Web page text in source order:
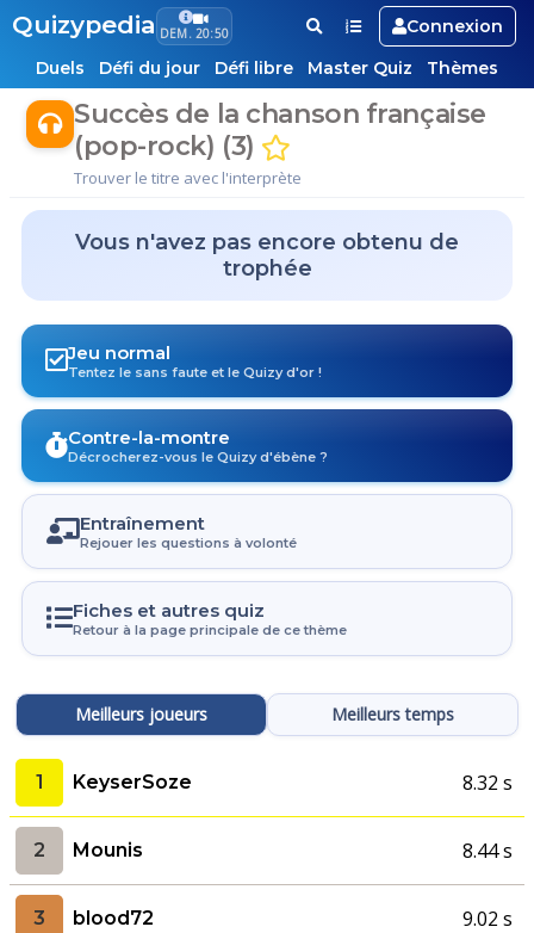
Quizypedia DEM. 20:50
Connexion
Duels
Défi du jour Défi libre Master Quiz Thèmes
Succès de la chanson française
(pop-rock) (3)
Trouver le titre avec l'interprète
Vous n'avez pas encore obtenu de
trophée
Jeu normal
Tentez le sans faute et le Quizy d'or !
Contre-la-montre
Décrocherez-vous le Quizy d'ébène ?
Entraînement
Rejouer les questions à volonté
Fiches et autres quiz
Retour à la page principale de ce thème
Meilleurs joueurs Meilleurs temps
1 KeyserSoze 8.32 s
2 Mounis 8.44 s
3 blood72 9.02 s